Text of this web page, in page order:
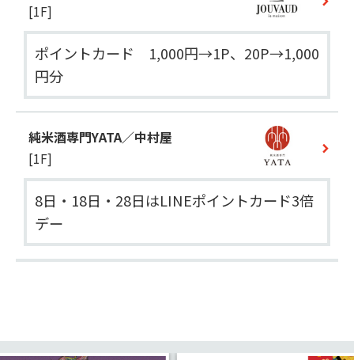
[1F]
ポイントカード　1,000円→1P、20P→1,000
円分
純米酒専門YATA／中村屋
[1F]
8日・18日・28日はLINEポイントカード3倍
デー